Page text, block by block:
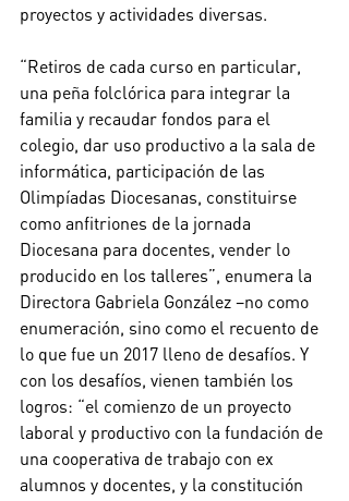
proyectos y actividades diversas.
“Retiros de cada curso en particular,
una peña folclórica para integrar la
familia y recaudar fondos para el
colegio, dar uso productivo a la sala de
informática, participación de las
Olimpíadas Diocesanas, constituirse
como anfitriones de la jornada
Diocesana para docentes, vender lo
producido en los talleres”, enumera la
Directora Gabriela González –no como
enumeración, sino como el recuento de
lo que fue un 2017 lleno de desafíos. Y
con los desafíos, vienen también los
logros: “el comienzo de un proyecto
laboral y productivo con la fundación de
una cooperativa de trabajo con ex
alumnos y docentes, y la constitución